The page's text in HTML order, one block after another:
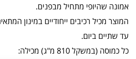
אמונה שהיופי מתחיל מבפנים.
המוצר מכיל רכיבים ייחודיים במינון
עד שתיים ביום.
כל כמוסה (במשקל 810 מ"ג) מכילה: